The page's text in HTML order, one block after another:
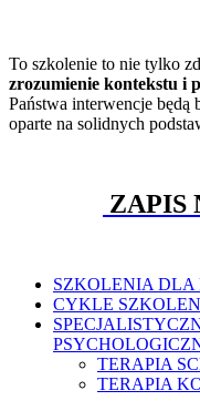
To szkolenie to nie tylko
zrozumienie kontekstu i
Państwa interwencje będą
oparte na solidnych
ZAPIS
SZKOLENIA DLA
CYKLE
TERAPIA
TERAPIA